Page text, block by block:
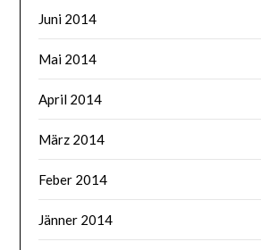
Juni 2014
Mai 2014
April 2014
März 2014
Feber 2014
Jänner 2014